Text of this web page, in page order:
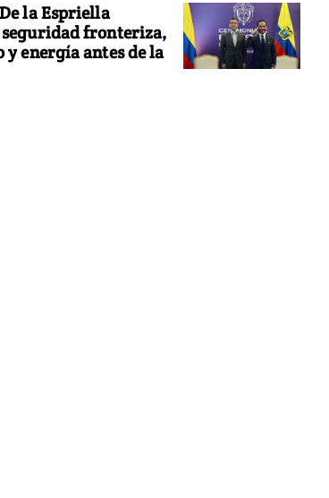
la Espriella
fronteriza,
y energía antes de la